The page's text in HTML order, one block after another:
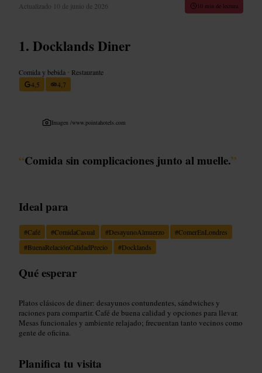
Actualizado 10 de junio de 2026 10 min de lectura
Docklands Diner
Comida y bebida • Restaurante
4,5
4,7
Imagen /www.pointahotels.com
“Comida sin complicaciones junto al muelle.”
Ideal para
#Café #ComidaCasual #DesayunoAlmuerzo #ComerEnLondres
#BuenaRelaciónCalidadPrecio #Docklands
Qué esperar
Platos clásicos de diner: desayunos contundentes, sándwiches y
raciones para compartir. Café de buena calidad y opciones para llevar.
Mesas funcionales y ambiente relajado; frecuentan tanto vecinos como
gente de oficina.
Planifica tu visita